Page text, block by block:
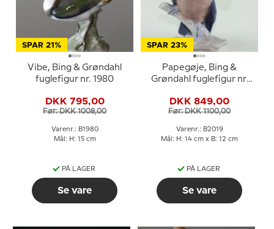
SPAR 21%
Vibe, Bing & Grøndahl
fuglefigur nr. 1980
DKK 795,00
Før: DKK 1008,00
Varenr.: B1980
Mål: H: 15 cm
PÅ LAGER
Se vare
SPAR 23%
Papegøje, Bing &
Grøndahl fuglefigur nr.
DKK 849,00
Før: DKK 1100,00
Varenr.: B2019
Mål: H: 14 cm x B: 12 cm
PÅ LAGER
Se vare